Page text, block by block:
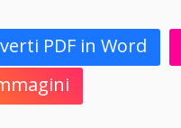
PDF in Word